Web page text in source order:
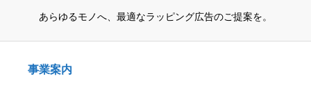
あらゆるモノへ、 最適なラッピング広告のご提案を。
事業案内